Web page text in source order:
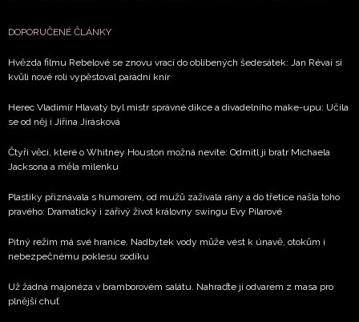
DOPORUČENÉ ČLÁNKY
Hvězda filmu Rebelové se znovu vrací do oblíbených šedesátek: Jan Révai si
kvůli nové roli vypěstoval parádní knír
Herec Vladimír Hlavatý byl mistr správné dikce a divadelního make-upu: Učila
se od něj i Jiřina Jirásková
Čtyři věci, které o Whitney Houston možná nevíte: Odmítl ji bratr Michaela
Jacksona a měla milenku
Plastiky přiznávala s humorem, od mužů zažívala rány a do třetice našla toho
pravého: Dramatický i zářivý život královny swingu Evy Pilarové
Pitný režim má své hranice. Nadbytek vody může vést k únavě, otokům i
nebezpečnému poklesu sodíku
Už žádná majonéza v bramborovém salátu. Nahraďte ji odvarem z masa pro
plnější chuť